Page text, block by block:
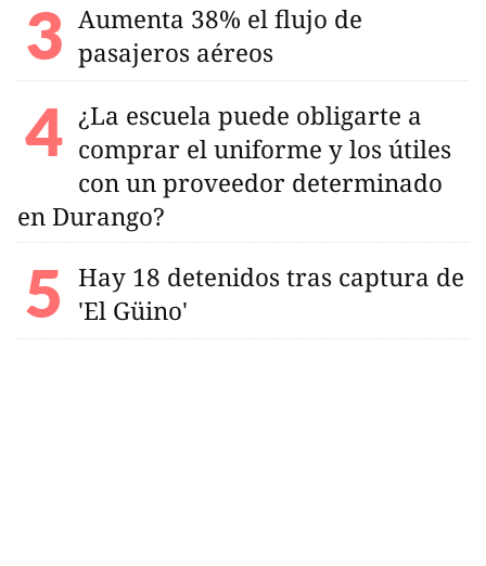
Aumenta 38% el flujo de
pasajeros aéreos
¿La escuela puede obligarte a
comprar el uniforme y los útiles
con un proveedor determinado
en Durango?
Hay 18 detenidos tras captura de
'El Güino'